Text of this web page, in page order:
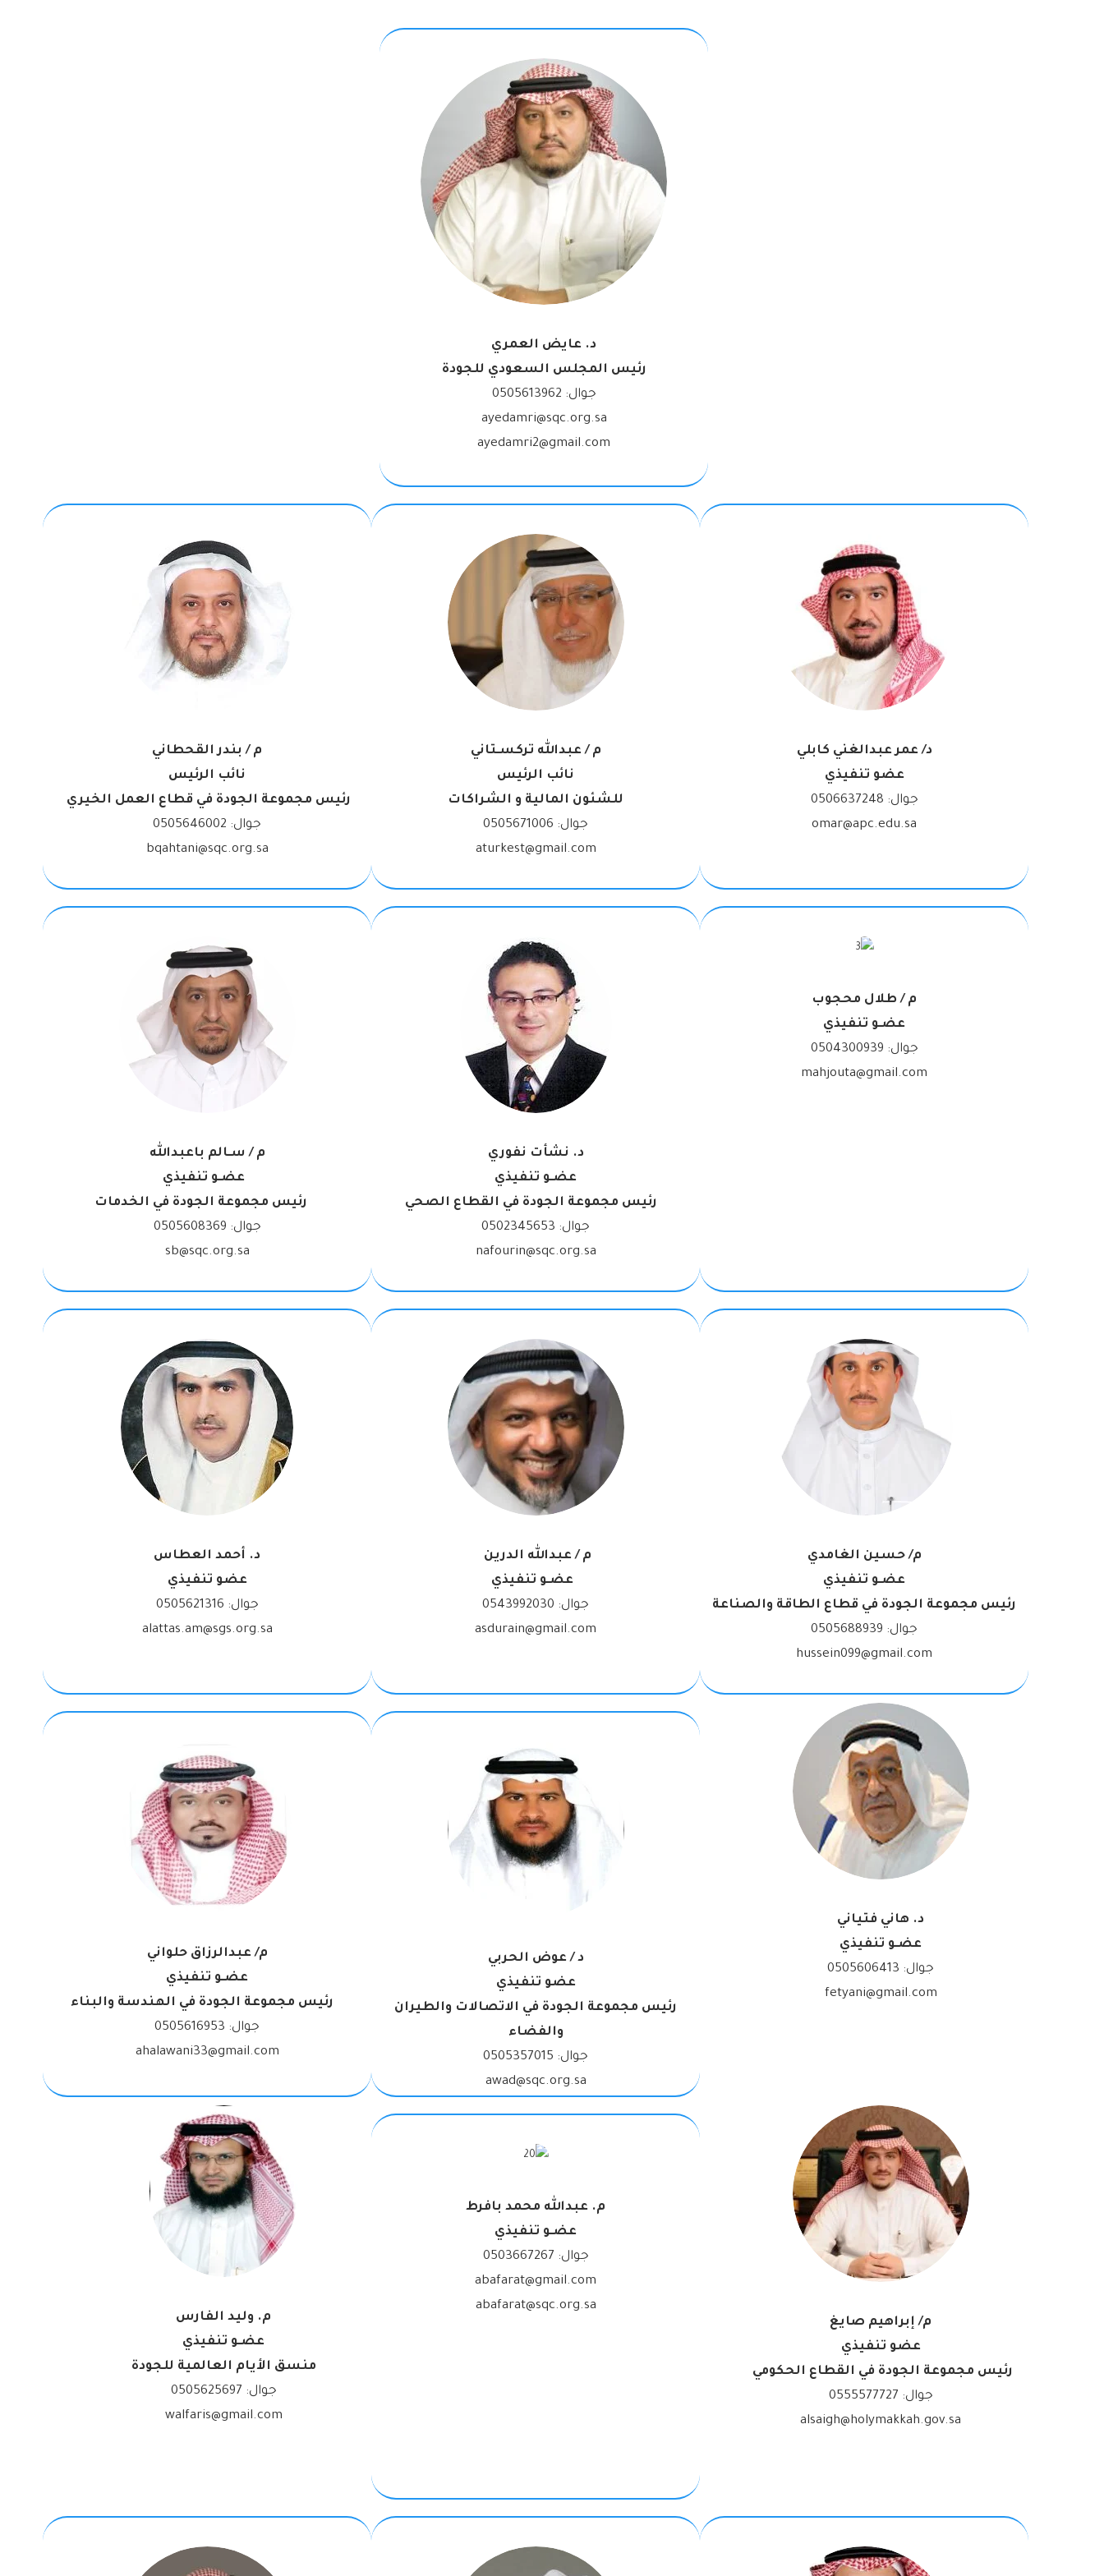
د. عايض العمري
رئيس المجلس السعودي للجودة
جوال: 0505613962
ayedamri@sqc.org.sa
ayedamri2@gmail.com
م / بندر القحطاني
نائب الرئيس
رئيس مجموعة الجودة في قطاع العمل الخيري
جوال: 0505646002
bqahtani@sqc.org.sa
م / عبدالله تركسـتاني
نائب الرئيس
للشئون المالية و الشراكات
جوال: 0505671006
aturkest@gmail.com
د/ عمر عبدالغني كابلي
عضو تنفيذي
جوال: 0506637248
omar@apc.edu.sa
م / سـالم باعبدالله
عضـو تنفيذي
رئيس مجموعة الجودة في الخدمات
جوال: 0505608369
sb@sqc.org.sa
د. نشأت نفوري
عضـو تنفيذي
رئيس مجموعة الجودة في القطاع الصحي
جوال: 0502345653
nafourin@sqc.org.sa
م / طلال محجوب
عضـو تنفيذي
جوال: 0504300939
mahjouta@gmail.com
د. أحمد العطاس
عضو تنفيذي
جوال: 0505621316
alattas.am@sgs.org.sa
م / عبدالله الدرين
عضـو تنفيذي
جوال: 0543992030
asdurain@gmail.com
م/ حسين الغامدي
عضـو تنفيذي
رئيس مجموعة الجودة في قطاع الطاقة والصناعة
جوال: 0505688939
hussein099@gmail.com
م/ عبدالرزاق حلواني
عضـو تنفيذي
رئيس مجموعة الجودة في الهندسة والبناء
جوال: 0505616953
ahalawani33@gmail.com
د / عوض الحربي
عضو تنفيذي
رئيس مجموعة الجودة في الاتصالات والطيران
والفضاء
جوال: 0505357015
awad@sqc.org.sa
د. هاني فتياني
عضـو تنفيذي
جوال: 0505606413
fetyani@gmail.com
م. وليد الفارس
عضـو تنفيذي
منسق الأيام العالمية للجودة
جوال: 0505625697
walfaris@gmail.com
م. عبدالله محمد بافرط
عضـو تنفيذي
جوال: 0503667267
abafarat@gmail.com
abafarat@sqc.org.sa
م/ إبراهيم صايغ
عضو تنفيذي
رئيس مجموعة الجودة في القطاع الحكومي
جوال: 0555577727
alsaigh@holymakkah.gov.sa